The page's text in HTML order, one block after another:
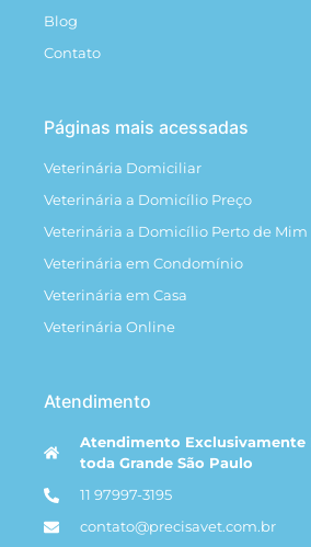
Blog
Contato
Páginas mais acessadas
Veterinária Domiciliar
Veterinária a Domicílio Preço
Veterinária a Domicílio Perto de Mim
Veterinária em Condomínio
Veterinária em Casa
Veterinária Online
Atendimento
Atendimento Exclusivamente
toda Grande São Paulo
11 97997-3195
contato@precisavet.com.br